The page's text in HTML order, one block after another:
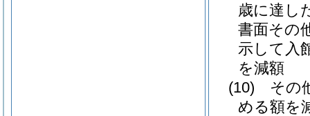
歳に達し
書面その
示して
を減額
(10)
その
める額を